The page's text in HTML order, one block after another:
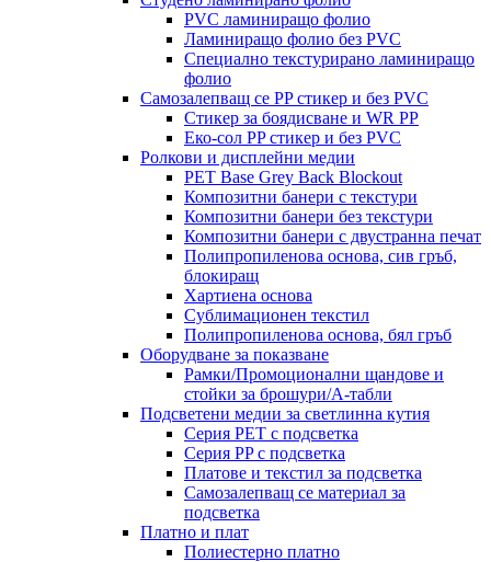
PVC ламиниращо фолио
Ламиниращо фолио без PVC
Специално текстурирано ламиниращо
фолио
Самозалепващ се PP стикер и без PVC
Стикер за боядисване и WR PP
Еко-сол PP стикер и без PVC
Ролкови и дисплейни медии
PET Base Grey Back Blockout
Композитни банери с текстури
Композитни банери без текстури
Композитни банери с двустранна печат
Полипропиленова основа, сив гръб,
блокиращ
Хартиена основа
Сублимационен текстил
Полипропиленова основа, бял гръб
Оборудване за показване
Рамки/Промоционални щандове и
стойки за брошури/А-табли
Подсветени медии за светлинна кутия
Серия PET с подсветка
Серия PP с подсветка
Платове и текстил за подсветка
Самозалепващ се материал за
подсветка
Платно и плат
Полиестерно платно